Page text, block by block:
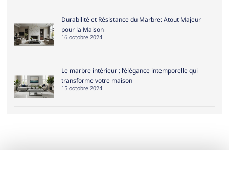
Durabilité et Résistance du Marbre: Atout Majeur
pour la Maison
16 octobre 2024
Le marbre intérieur : l’élégance intemporelle qui
transforme votre maison
15 octobre 2024